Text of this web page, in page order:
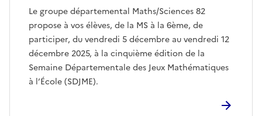
Le groupe départemental Maths/Sciences 82
propose à vos élèves, de la MS à la 6ème, de
participer, du vendredi 5 décembre au vendredi 12
décembre 2025, à la cinquième édition de la
Semaine Départementale des Jeux Mathématiques
à l’École (SDJME).